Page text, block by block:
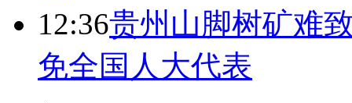
12:36贵州山脚树矿难
免全国人大代表